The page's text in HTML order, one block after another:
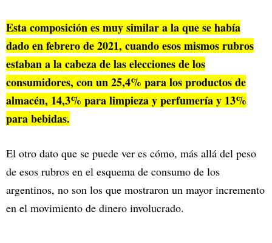
Esta composición es muy similar a la que se había
dado en febrero de 2021, cuando esos mismos rubros
estaban a la cabeza de las elecciones de los
consumidores, con un 25,4% para los productos de
almacén, 14,3% para limpieza y perfumería y 13%
para bebidas.
El otro dato que se puede ver es cómo, más allá del peso
de esos rubros en el esquema de consumo de los
argentinos, no son los que mostraron un mayor incremento
en el movimiento de dinero involucrado.